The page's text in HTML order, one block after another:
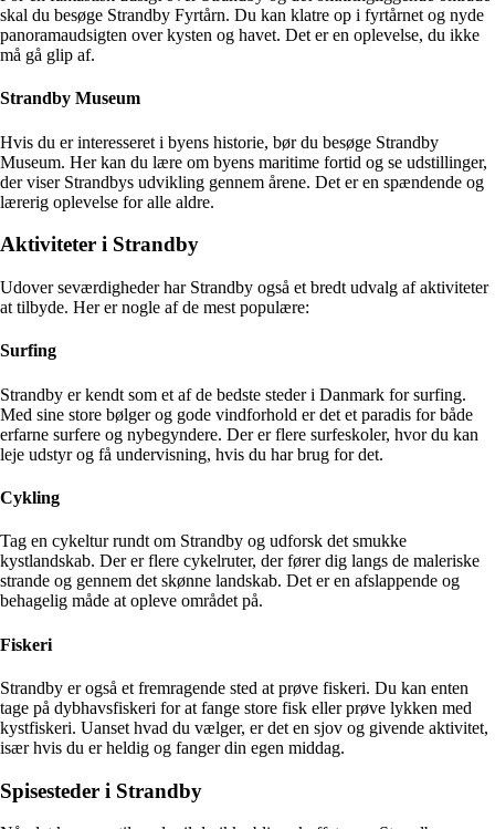
skal du besøge Strandby Fyrtårn. Du kan klatre op i fyrtårnet og nyde
panoramaudsigten over kysten og havet. Det er en oplevelse, du ikke
må gå glip af.
Strandby Museum
Hvis du er interesseret i byens historie, bør du besøge Strandby
Museum. Her kan du lære om byens maritime fortid og se udstillinger,
der viser Strandbys udvikling gennem årene. Det er en spændende og
lærerig oplevelse for alle aldre.
Aktiviteter i Strandby
Udover seværdigheder har Strandby også et bredt udvalg af aktiviteter
at tilbyde. Her er nogle af de mest populære:
Surfing
Strandby er kendt som et af de bedste steder i Danmark for surfing.
Med sine store bølger og gode vindforhold er det et paradis for både
erfarne surfere og nybegyndere. Der er flere surfeskoler, hvor du kan
leje udstyr og få undervisning, hvis du har brug for det.
Cykling
Tag en cykeltur rundt om Strandby og udforsk det smukke
kystlandskab. Der er flere cykelruter, der fører dig langs de maleriske
strande og gennem det skønne landskab. Det er en afslappende og
behagelig måde at opleve området på.
Fiskeri
Strandby er også et fremragende sted at prøve fiskeri. Du kan enten
tage på dybhavsfiskeri for at fange store fisk eller prøve lykken med
kystfiskeri. Uanset hvad du vælger, er det en sjov og givende aktivitet,
især hvis du er heldig og fanger din egen middag.
Spisesteder i Strandby